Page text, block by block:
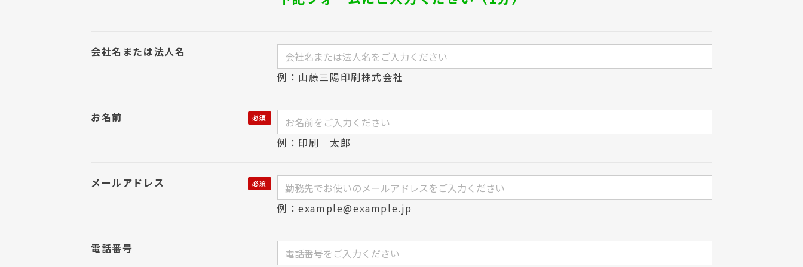
会社名または法人名
例：山藤三陽印刷株式会社
お名前
例：印刷 太郎
メールアドレス
例：example@example.jp
電話番号